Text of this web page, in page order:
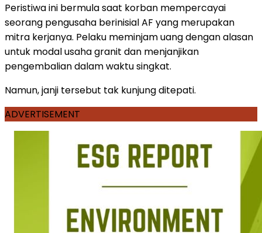
Peristiwa ini bermula saat korban mempercayai
seorang pengusaha berinisial AF yang merupakan
mitra kerjanya. Pelaku meminjam uang dengan alasan
untuk modal usaha granit dan menjanjikan
pengembalian dalam waktu singkat.
Namun, janji tersebut tak kunjung ditepati.
ADVERTISEMENT